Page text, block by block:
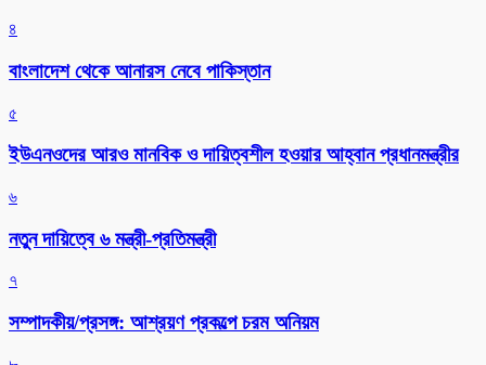
৪
বাংলাদেশ থেকে আনারস নেবে পাকিস্তান
৫
ইউএনওদের আরও মানবিক ও দায়িত্বশীল হওয়ার আহ্বান প্রধানমন্ত্রীর
৬
নতুন দায়িত্বে ৬ মন্ত্রী-প্রতিমন্ত্রী
৭
সম্পাদকীয়/প্রসঙ্গ: আশ্রয়ণ প্রকল্পে চরম অনিয়ম